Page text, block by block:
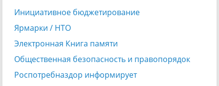
Инициативное бюджетирование
Ярмарки / НТО
Электронная Книга памяти
Общественная безопасность и правопорядок
Роспотребназдор информирует